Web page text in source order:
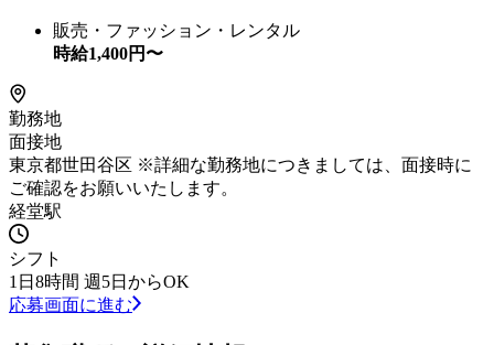
販売・ファッション・レンタル
時給1,400円〜
勤務地
面接地
東京都世田谷区 ※詳細な勤務地につきましては、面接時に
ご確認をお願いいたします。
経堂駅
シフト
1日8時間 週5日からOK
応募画面に進む